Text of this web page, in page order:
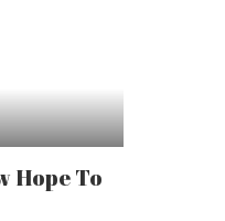
Hope To